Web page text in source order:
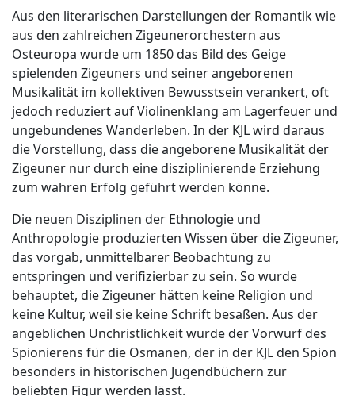
Aus den literarischen Darstellungen der Romantik wie
aus den zahlreichen Zigeunerorchestern aus
Osteuropa wurde um 1850 das Bild des Geige
spielenden Zigeuners und seiner angeborenen
Musikalität im kollektiven Bewusstsein verankert, oft
jedoch reduziert auf Violinenklang am Lagerfeuer und
ungebundenes Wanderleben. In der KJL wird daraus
die Vorstellung, dass die angeborene Musikalität der
Zigeuner nur durch eine disziplinierende Erziehung
zum wahren Erfolg geführt werden könne.
Die neuen Disziplinen der Ethnologie und
Anthropologie produzierten Wissen über die Zigeuner,
das vorgab, unmittelbarer Beobachtung zu
entspringen und verifizierbar zu sein. So wurde
behauptet, die Zigeuner hätten keine Religion und
keine Kultur, weil sie keine Schrift besaßen. Aus der
angeblichen Unchristlichkeit wurde der Vorwurf des
Spionierens für die Osmanen, der in der KJL den Spion
besonders in historischen Jugendbüchern zur
beliebten Figur werden lässt.